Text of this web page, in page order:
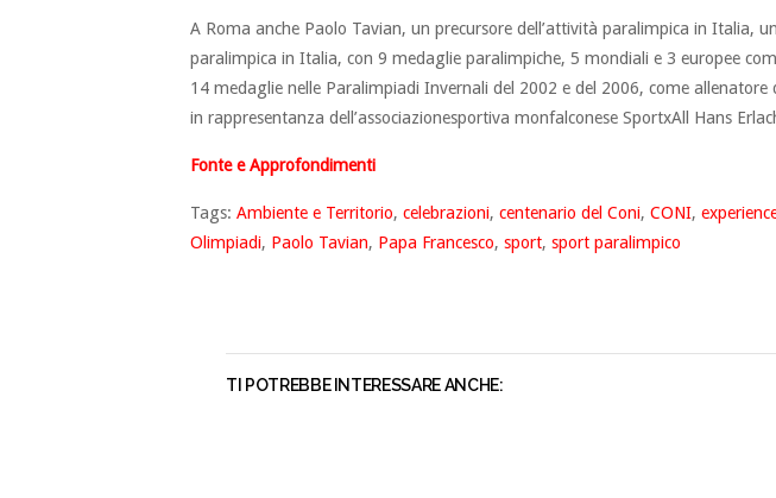
A Roma anche Paolo Tavian, un precursore dell’attività paralimpica in Italia,
paralimpica in Italia, con 9 medaglie paralimpiche, 5 mondiali e 3 europee
14 medaglie nelle Paralimpiadi Invernali del 2002 e del 2006, come allenatore
in rappresentanza dell’associazionesportiva monfalconese SportxAll Hans
Fonte e Approfondimenti
Tags: Ambiente e Territorio, celebrazioni, centenario del Coni, CONI,
Olimpiadi, Paolo Tavian, Papa Francesco, sport, sport paralimpico
TI POTREBBE INTERESSARE ANCHE: